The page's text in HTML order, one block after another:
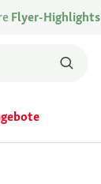
Flyer-Highlights